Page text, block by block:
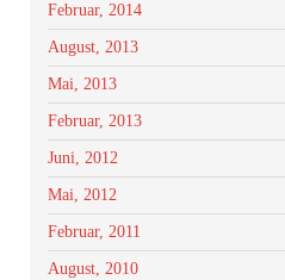
Februar, 2014
August, 2013
Mai, 2013
Februar, 2013
Juni, 2012
Mai, 2012
Februar, 2011
August, 2010